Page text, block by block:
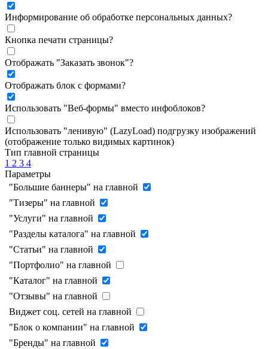
Информирование об обработке персональных данных?
Кнопка печати страницы?
Отображать "Заказать звонок"?
Отображать блок с формами?
Использовать "Веб-формы" вместо инфоблоков?
Использовать "ленивую" (LazyLoad) подгрузку изображений
(отображение только видимых картинок)
Тип главной страницы
1 2 3 4
Параметры
"Большие баннеры" на главной
"Тизеры" на главной
"Услуги" на главной
"Разделы каталога" на главной
"Статьи" на главной
"Портфолио" на главной
"Каталог" на главной
"Отзывы" на главной
Виджет соц. сетей на главной
"Блок о компании" на главной
"Бренды" на главной